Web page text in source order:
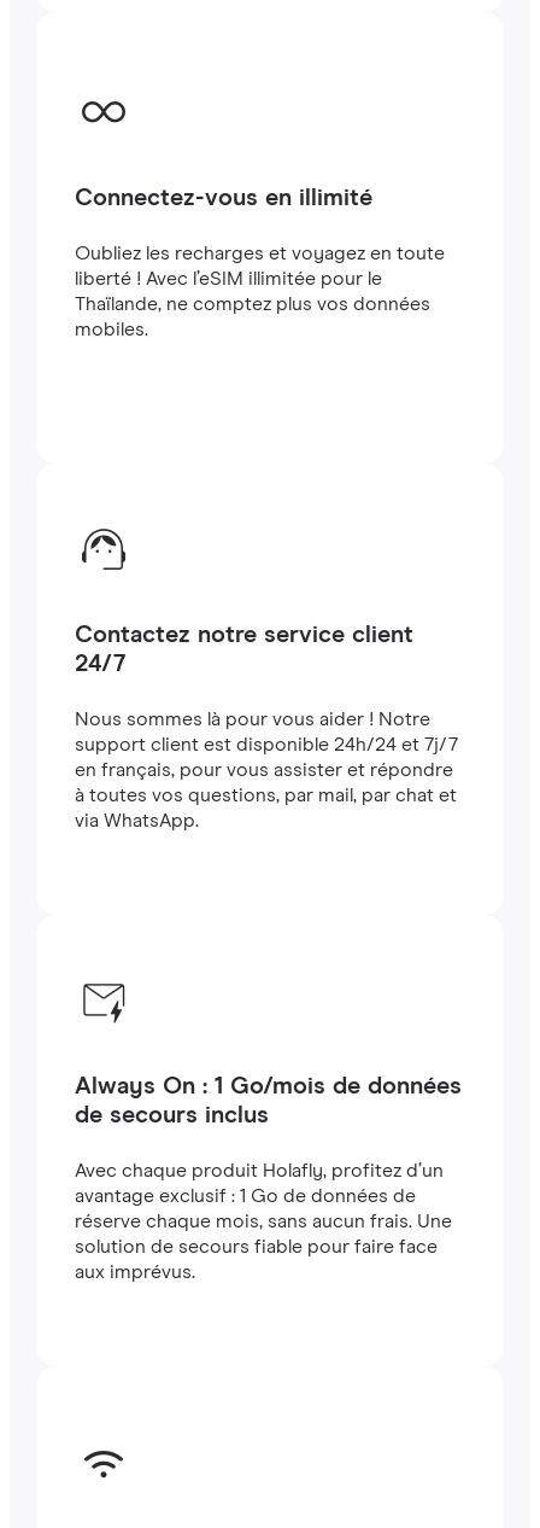
Connectez-vous en illimité
Oubliez les recharges et voyagez en toute
liberté ! Avec l’eSIM illimitée pour le
Thaïlande, ne comptez plus vos données
mobiles.
Contactez notre service client
24/7
Nous sommes là pour vous aider ! Notre
support client est disponible 24h/24 et 7j/7
en français, pour vous assister et répondre
à toutes vos questions, par mail, par chat et
via WhatsApp.
Always On : 1 Go/mois de données
de secours inclus
Avec chaque produit Holafly, profitez d’un
avantage exclusif : 1 Go de données de
réserve chaque mois, sans aucun frais. Une
solution de secours fiable pour faire face
aux imprévus.